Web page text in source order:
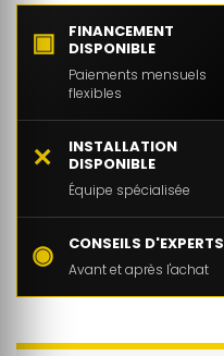
▣
FINANCEMENT
DISPONIBLE
Paiements mensuels
flexibles
✕
INSTALLATION
DISPONIBLE
Équipe spécialisée
◉ CONSEILS D'EXPERTS
Avant et après l'achat